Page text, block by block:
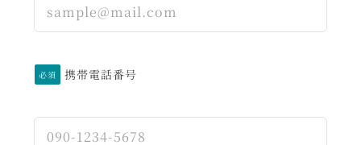
必須 携帯電話番号